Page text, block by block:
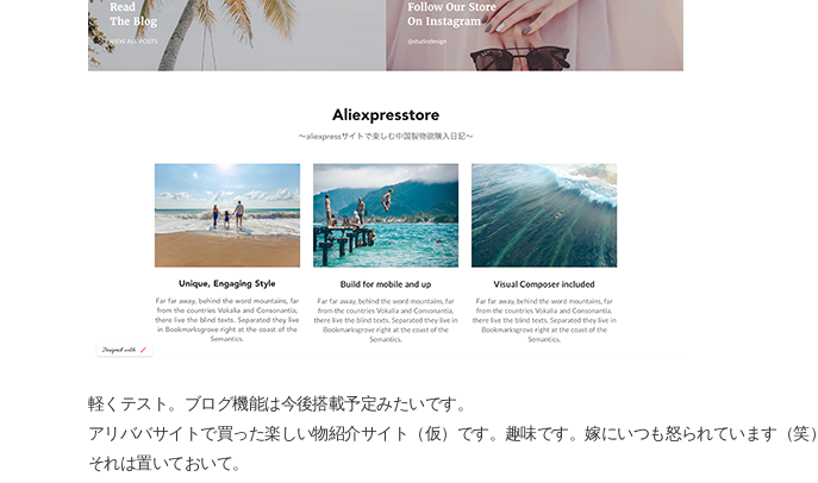
軽くテスト。ブログ機能は今後搭載予定みたいです。
アリババサイトで買った楽しい物紹介サイト（仮）です。趣味です。嫁にいつも怒られています（笑）
それは置いておいて。